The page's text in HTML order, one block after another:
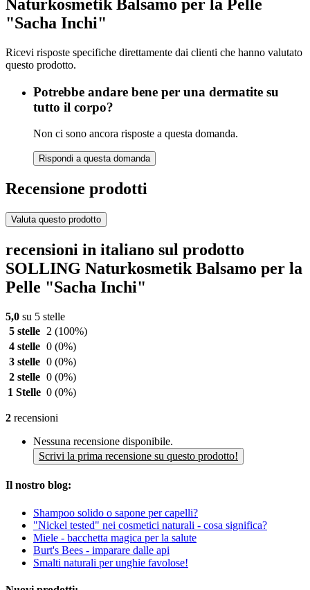
Naturkosmetik Balsamo per la Pelle
"Sacha Inchi"
Ricevi risposte specifiche direttamente dai clienti che hanno valutato
questo prodotto.
Potrebbe andare bene per una dermatite su
tutto il corpo?
Non ci sono ancora risposte a questa domanda.
Rispondi a questa domanda
Recensione prodotti
Valuta questo prodotto
recensioni in italiano sul prodotto
SOLLING Naturkosmetik Balsamo per la
Pelle "Sacha Inchi"
5,0 su 5 stelle
5 stelle
2 (100%)
4 stelle 0 (0%)
3 stelle 0 (0%)
2 stelle 0 (0%)
1 Stelle 0 (0%)
2 recensioni
Nessuna recensione disponibile.
Scrivi la prima recensione su questo prodotto!
Il nostro blog:
Shampoo solido o sapone per capelli?
"Nickel tested" nei cosmetici naturali - cosa significa?
Miele - bacchetta magica per la salute
Burt's Bees - imparare dalle api
Smalti naturali per unghie favolose!